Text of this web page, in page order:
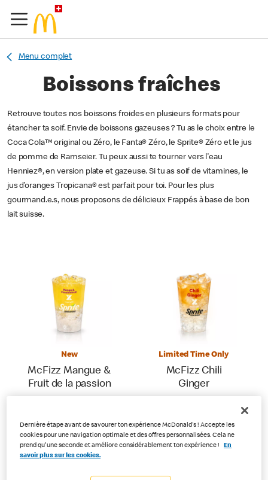
Menu complet
Boissons fraîches
Retrouve toutes nos boissons froides en plusieurs formats pour
étancher ta soif. Envie de boissons gazeuses ? Tu as le choix entre le
Coca Cola™ original ou Zéro, le Fanta® Zéro, le Sprite® Zéro et le jus
de pomme de Ramseier. Tu peux aussi te tourner vers l'eau
Henniez®, en version plate et gazeuse. Si tu as soif de vitamines, le
jus d’oranges Tropicana® est parfait pour toi. Pour les plus
gourmand.e.s, nous proposons de délicieux Frappés à base de bon
lait suisse.
New
McFizz Mangue &
Fruit de la passion
Limited Time Only
McFizz Chili
Ginger
Dernière étape avant de savourer ton expérience McDonald's ! Accepte les
cookies pour une navigation optimale et des offres personnalisées. Cela ne
prend qu'une seconde et améliore considérablement ton expérience !
En
savoir plus sur les cookies.